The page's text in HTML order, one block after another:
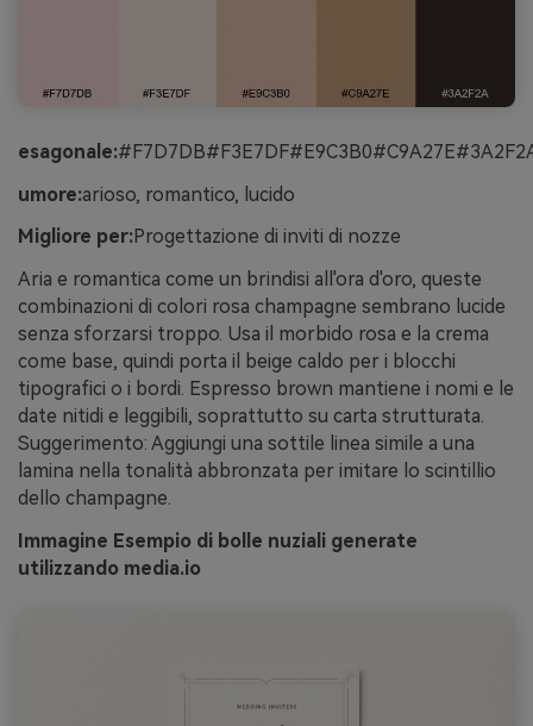
esagonale:
umore:arioso, romantico, lucido
Migliore per:Progettazione di inviti di nozze
Aria e romantica come un brindisi all'ora d'oro, queste
combinazioni di colori rosa champagne sembrano lucide
senza sforzarsi troppo. Usa il morbido rosa e la crema
come base, quindi porta il beige caldo per i blocchi
tipografici o i bordi. Espresso brown mantiene i nomi e le
date nitidi e leggibili, soprattutto su carta strutturata.
Suggerimento: Aggiungi una sottile linea simile a una
lamina nella tonalità abbronzata per imitare lo scintillio
dello champagne.
Immagine Esempio di bolle nuziali generate
utilizzando media.io